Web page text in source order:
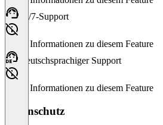
24/7-Support
Keine Informationen zu diesem Feature
Deutschsprachiger Support
Keine Informationen zu diesem Feature
Datenschutz